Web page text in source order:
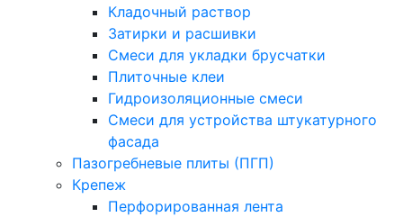
Кладочный раствор
Затирки и расшивки
Смеси для укладки брусчатки
Плиточные клеи
Гидроизоляционные смеси
Смеси для устройства штукатурного
фасада
Пазогребневые плиты (ПГП)
Крепеж
Перфорированная лента